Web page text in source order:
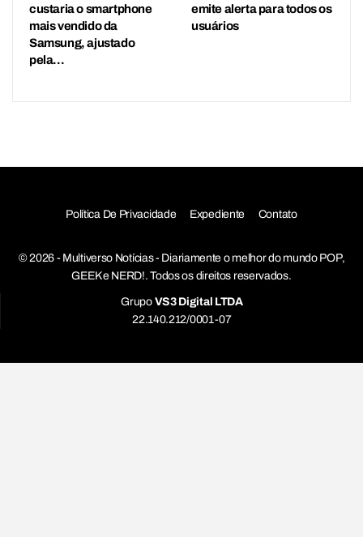
custaria o smartphone
mais vendido da
Samsung, ajustado
pela…
emite alerta para todos os
usuários
Política De Privacidade Expediente Contato
© 2026 - Multiverso Notícias - Diariamente o melhor do mundo POP,
GEEK e NERD!. Todos os direitos reservados.
Grupo VS3 Digital LTDA
22.140.212/0001-07